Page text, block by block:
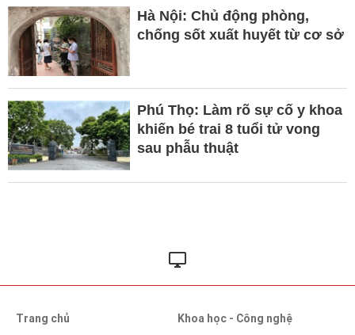
Hà Nội: Chủ động phòng,
chống sốt xuất huyết từ cơ sở
Phú Thọ: Làm rõ sự cố y khoa
khiến bé trai 8 tuổi tử vong
sau phẫu thuật
Trang chủ
Khoa học - Công nghệ